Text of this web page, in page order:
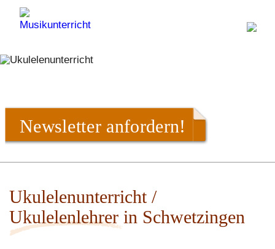
Newsletter anfordern!
Ukulelenunterricht /
Ukulelenlehrer in Schwetzingen